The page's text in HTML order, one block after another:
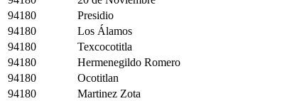
94180
Presidio
94180
Los Álamos
94180
Texcocotitla
94180
Hermenegildo Romero
94180
Ocotitlan
94180
Martinez Zota